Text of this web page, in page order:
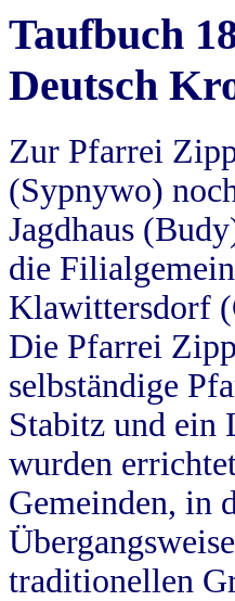
Taufbuch
Deutsch
Zur Pfarrei
(Sypnywo)
Jagdhaus
die
Klawittersdorf
Die Pfarrei
selbständige
Stabitz und ein
wurden
Gemeinden, in
traditionellen